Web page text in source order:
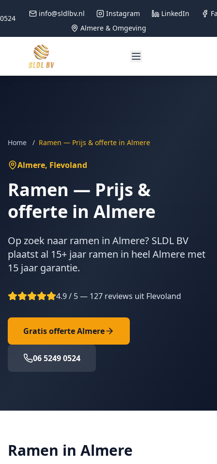
info@sldlbv.nl Instagram LinkedIn
Almere & Omgeving
Home / Ramen — Prijs & offerte in Almere
Almere, Flevoland
Ramen — Prijs &
offerte in Almere
Op zoek naar ramen in Almere? SLDL BV
plaatst al 15+ jaar ramen in heel Almere met
15 jaar garantie.
4.9 / 5 — 127 reviews uit Flevoland
Gratis offerteAlmere
06 5249 0524
Ramen in Almere